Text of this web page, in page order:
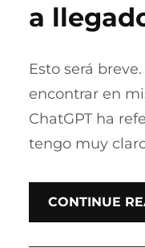
a
Esto será
encontrar en
ChatGPT ha
tengo muy
CONTINUE